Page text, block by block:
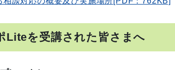
Liteを受講された皆さまへ